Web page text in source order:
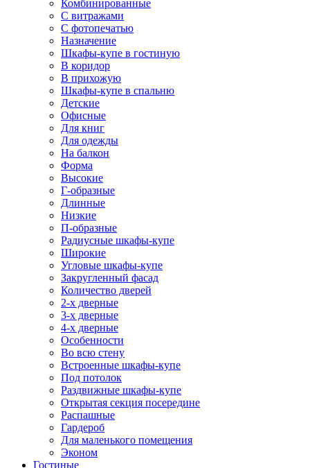
Комбинированные
С витражами
С фотопечатью
Назначение
Шкафы-купе в гостиную
В коридор
В прихожую
Шкафы-купе в спальню
Детские
Офисные
Для книг
Для одежды
На балкон
Форма
Высокие
Г-образные
Длинные
Низкие
П-образные
Радиусные шкафы-купе
Широкие
Угловые шкафы-купе
Закругленный фасад
Количество дверей
2-х дверные
3-х дверные
4-х дверные
Особенности
Во всю стену
Встроенные шкафы-купе
Под потолок
Раздвижные шкафы-купе
Открытая секция посередине
Распашные
Гардероб
Для маленького помещения
Эконом
Гостиные